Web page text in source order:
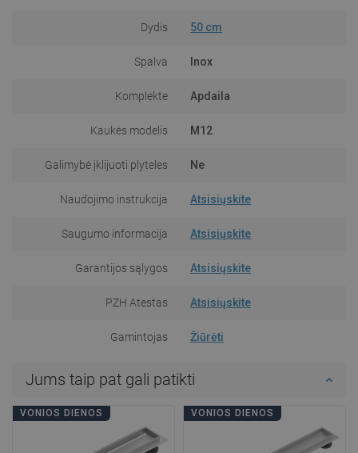
Dydis 50 cm
Spalva Inox
Komplekte Apdaila
Kaukės modelis M12
Galimybė įklijuoti plyteles Ne
Naudojimo instrukcija Atsisiųskite
Saugumo informacija Atsisiųskite
Garantijos sąlygos Atsisiųskite
PZH Atestas Atsisiųskite
Gamintojas Žiūrėti
Jums taip pat gali patikti
VONIOS DIENOS VONIOS DIENOS